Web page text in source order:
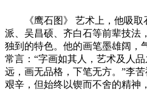
《鹰石图》 艺术上，他吸取
派、吴昌硕、齐白石等前辈技法
独到的特色。他的画笔墨雄阔，
常言：“字画如其人，艺术及人
远，画无品格，下笔无方。”李
艰辛，但始终以锲而不舍的精神